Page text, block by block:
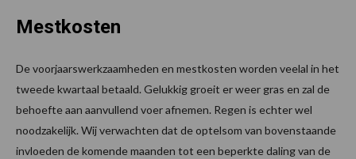
Mestkosten
De voorjaarswerkzaamheden en mestkosten worden veelal in het
tweede kwartaal betaald. Gelukkig groeit er weer gras en zal de
behoefte aan aanvullend voer afnemen. Regen is echter wel
noodzakelijk. Wij verwachten dat de optelsom van bovenstaande
invloeden de komende maanden tot een beperkte daling van de